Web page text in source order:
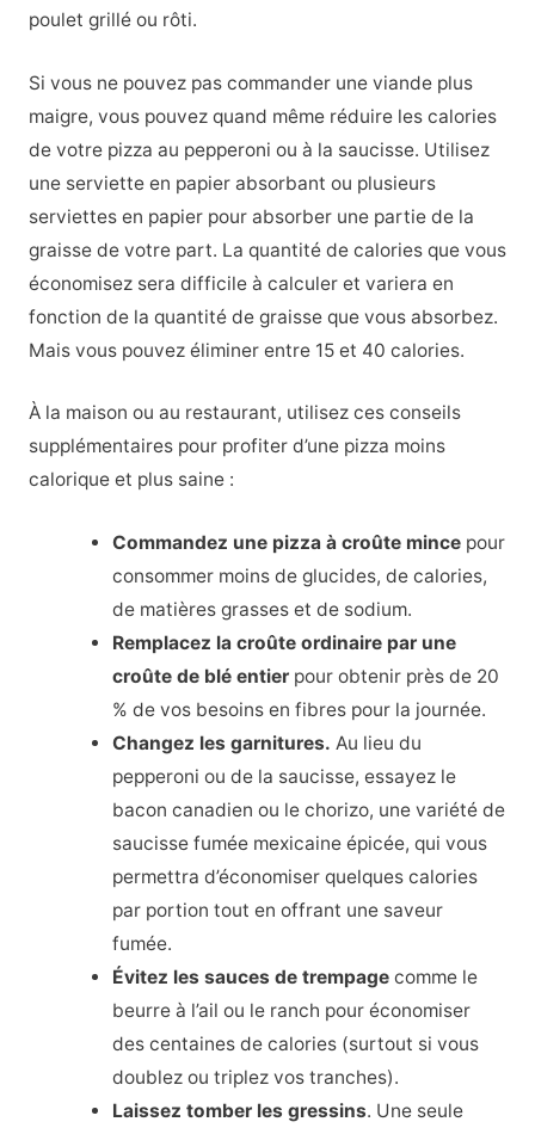
poulet grillé ou rôti.
Si vous ne pouvez pas commander une viande plus
maigre, vous pouvez quand même réduire les calories
de votre pizza au pepperoni ou à la saucisse. Utilisez
une serviette en papier absorbant ou plusieurs
serviettes en papier pour absorber une partie de la
graisse de votre part. La quantité de calories que vous
économisez sera difficile à calculer et variera en
fonction de la quantité de graisse que vous absorbez.
Mais vous pouvez éliminer entre 15 et 40 calories.
À la maison ou au restaurant, utilisez ces conseils
supplémentaires pour profiter d’une pizza moins
calorique et plus saine :
Commandez une pizza à croûte mince pour
consommer moins de glucides, de calories,
de matières grasses et de sodium.
Remplacez la croûte ordinaire par une
croûte de blé entierpour obtenir près de 20
% de vos besoins en fibres pour la journée.
Changez les garnitures. Au lieu du
pepperoni ou de la saucisse, essayez le
bacon canadien ou le chorizo, une variété de
saucisse fumée mexicaine épicée, qui vous
permettra d’économiser quelques calories
par portion tout en offrant une saveur
fumée.
Évitez les sauces de trempagecomme le
beurre à l’ail ou le ranch pour économiser
des centaines de calories (surtout si vous
doublez ou triplez vos tranches).
Laissez tomber les gressins. Une seule